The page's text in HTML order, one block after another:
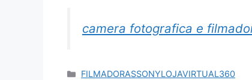
camera fotografica e
Categorias
FILMADORASSONYLOJAVIRTUAL360